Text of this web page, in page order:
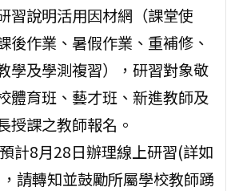
習說明活用因材網（課堂使
後作業、暑假作業、重補修、
學及學測複習），研習對象敬
體育班、藝才班、新進教師及
授課之教師報名。
計8月28日辦理線上研習(詳如
請轉知並鼓勵所屬學校教師踴